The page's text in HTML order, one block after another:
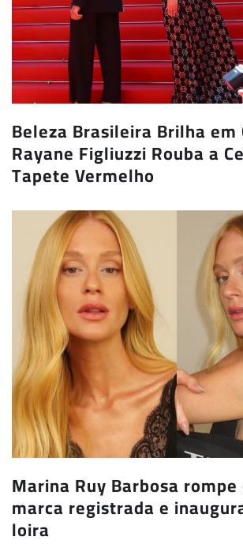
Beleza Brasileira Brilha em
Rayane Figliuzzi Rouba a
Tapete Vermelho
Marina Ruy Barbosa
marca registrada e
loira